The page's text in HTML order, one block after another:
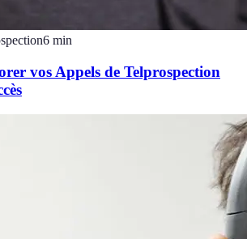
6 min
vos Appels de Telprospection